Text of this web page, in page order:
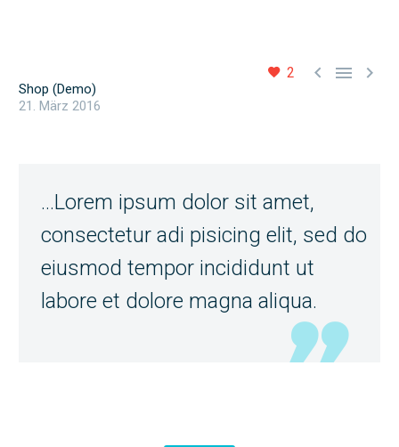
2   
Shop (Demo)
21. März 2016
…Lorem ipsum dolor sit amet,
consectetur adi pisicing elit, sed do
eiusmod tempor incididunt ut
labore et dolore magna aliqua.